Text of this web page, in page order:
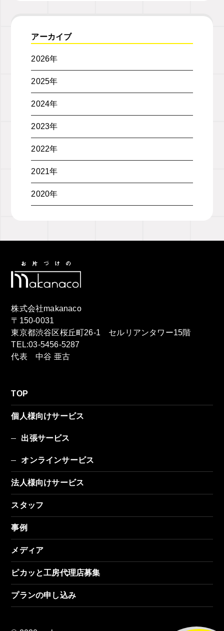
アーカイブ
2026年
2025年
2024年
2023年
2022年
2021年
2020年
株式会社makanaco
〒150-0031
東京都渋谷区桜丘町26-1 セルリアンタワー15階
TEL:03-5456-5287
代表 中谷 亜古
TOP
個人様向けサービス
出張サービス
オンラインサービス
法人様向けサービス
スタッフ
事例
メディア
ピカッと工房代理店募集
プランの申し込み